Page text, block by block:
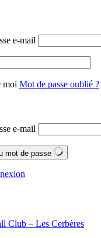
e-mail
moi Mot de passe oublié ?
e-mail
mot de passe